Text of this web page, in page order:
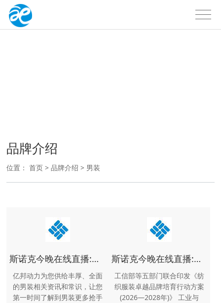
品牌介绍
位置：首页 >品牌介绍 > 男装
斯诺克今晚在线直播:男装最新的男装电商资讯、专题报道和常识服务内容 - 电商标签 - 亿邦动力
亿邦动力为您供给丰厚、全面
的男装相关资讯和常识，让您
第一时间了解到男装更多抢手
斯诺克今晚在线直播:服装行业政策资讯新闻动态_服装服饰行业资讯 -中服网
工信部等五部门联合印发《纺
织服装卓越品牌培育行动方案
(2026—2028年)》 工业与